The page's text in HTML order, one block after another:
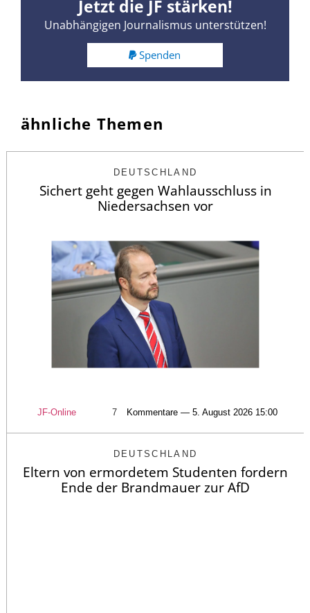
Jetzt die JF stärken!
Unabhängigen Journalismus unterstützen!
Spenden
ähnliche Themen
DEUTSCHLAND
Sichert geht gegen Wahlausschluss in
Niedersachsen vor
JF-Online 7 Kommentare — 5. August 2026 15:00
DEUTSCHLAND
Eltern von ermordetem Studenten fordern
Ende der Brandmauer zur AfD